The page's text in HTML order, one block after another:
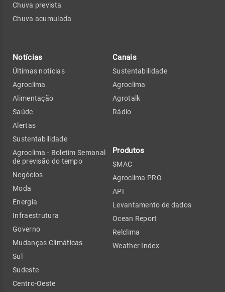
Chuva prevista
Chuva acumulada
Notícias
Últimas notícias
Agroclima
Alimentação
Saúde
Alertas
Sustentabilidade
Agroclima - Boletim Semanal
de previsão do tempo
Negócios
Moda
Energia
Infraestrutura
Governo
Mudanças Climáticas
Sul
Sudeste
Centro-Oeste
Canais
Sustentabilidade
Agroclima
Agrotalk
Rádio
Produtos
SMAC
Agroclima PRO
API
Levantamento de dados
Ocean Report
Relclima
Weather Index